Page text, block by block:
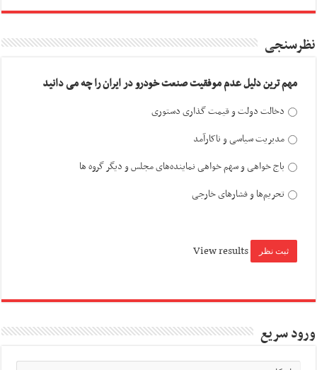
نظرسنجی
مهم ترین دلیل عدم موفقیت صنعت خودرو در ایران را چه می دانید
دخالت دولت و قیمت گذاری دستوری
مدیریت سیاسی و ناکارآمد
باج خواهی و سهم خواهی نماینده‌های مجلس و دیگر گروه ها
تحریم‌ها و فشارهای خارجی
View results
ورود سریع